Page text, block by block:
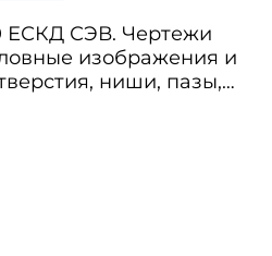
ЕСКД СЭВ. Чертежи
изображения и
ниши, пазы,